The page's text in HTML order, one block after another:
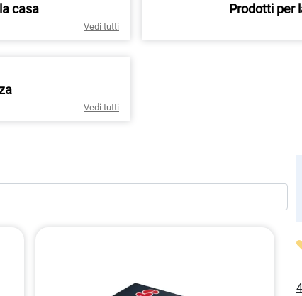
casa
Vedi tutti
Prodotti per
Vedi tutti